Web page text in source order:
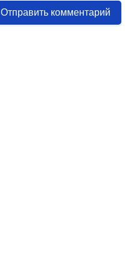
Отправить комментарий